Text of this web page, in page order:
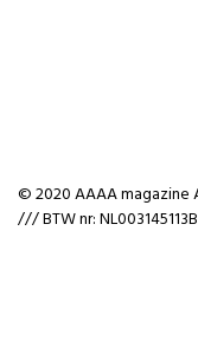
© 2020 AAAA magazine
/// BTW nr: